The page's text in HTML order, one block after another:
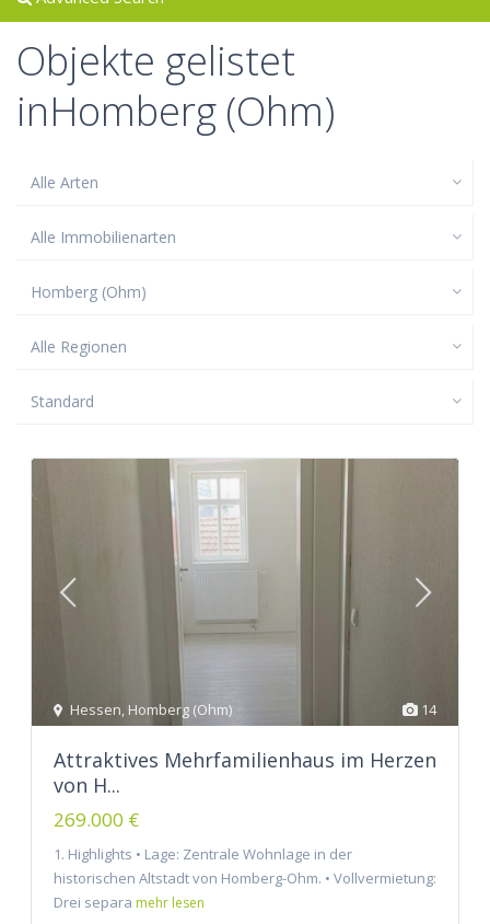
Objekte gelistet
inHomberg (Ohm)
Alle Arten
Alle Immobilienarten
Homberg (Ohm)
Alle Regionen
Standard
14
Hessen, Homberg (Ohm)
Attraktives Mehrfamilienhaus im Herzen
von H...
269.000 €
1. Highlights • Lage: Zentrale Wohnlage in der
historischen Altstadt von Homberg-Ohm. • Vollvermietung:
Drei separa mehr lesen